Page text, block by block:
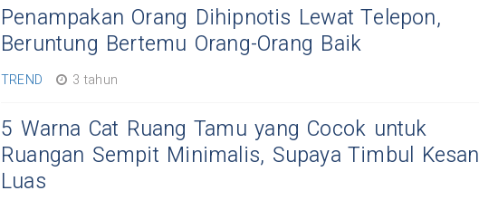
Penampakan Orang Dihipnotis Lewat Telepon,
Beruntung Bertemu Orang-Orang Baik
TREND 3 tahun
5 Warna Cat Ruang Tamu yang Cocok untuk
Ruangan Sempit Minimalis, Supaya Timbul Kesan
Luas